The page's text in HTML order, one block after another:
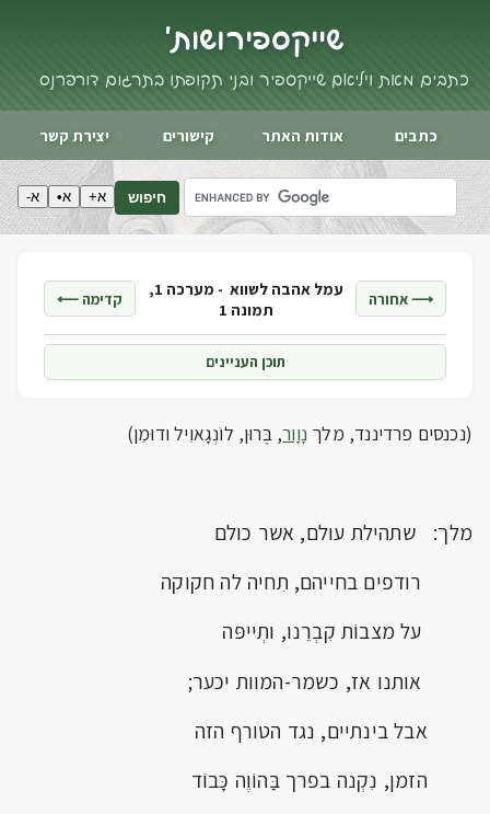
שייקספיר ושות'
כתבים מאת ויליאם שייקספיר ובני תקופתו בתרגום דורי פרנס
כתבים אודות האתר קישורים יצירת קשר
חיפוש א+ א• א-
⟶ אחורה עמל אהבה לשווא -
מערכה 1,
תמונה 1
קדימה ⟵
תוכן העניינים
(נכנסים פרדיננד, מלך נָוָור, בֶּרוּן, לוֹנְגָאוִיל ודוּמֵן)
מלך: שתהילת עולם, אשר כולם
רודפים בחייהם, תִחיה לה חקוקה
על מצבוֹת קִבְרֵנו, ותְייפּה
אותנו אז, כשמר-המוות יכער;
אבל בינתיים, נגד הטורף הזה
הזמן, נִקְנה בפרך בַּהוֹוֶה כָּבוֹד